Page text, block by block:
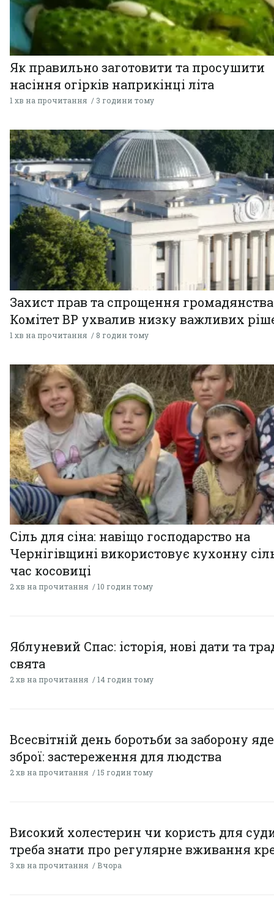
Як правильно заготовити та просушити
насіння огірків наприкінці літа
1 хв на прочитання 3 години тому
Захист прав та спрощення
Комітет ВР ухвалив низку важливих
1 хв на прочитання 8 годин тому
Сіль для сіна: навіщо господарство на
Чернігівщині використовує кухонну
час косовиці
2 хв на прочитання 10 годин тому
Яблуневий Спас: історія, нові дати та
свята
2 хв на прочитання 14 годин тому
Всесвітній день боротьби за заборону
зброї: застереження для людства
2 хв на прочитання 15 годин тому
Високий холестерин чи користь для
треба знати про регулярне вживання
3 хв на прочитання Вчора